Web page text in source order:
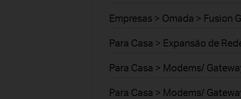
Empresas > Omada > Fusion
Para Casa > Expansão de
Para Casa > Modems/
Para Casa > Modems/